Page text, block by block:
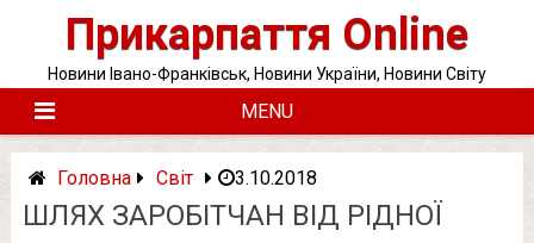
Прикарпаття Online
Новини Івано-Франківськ, Новини України, Новини Світу
MENU
Головна Світ 3.10.2018
ШЛЯХ ЗАРОБІТЧАН ВІД РІДНОЇ